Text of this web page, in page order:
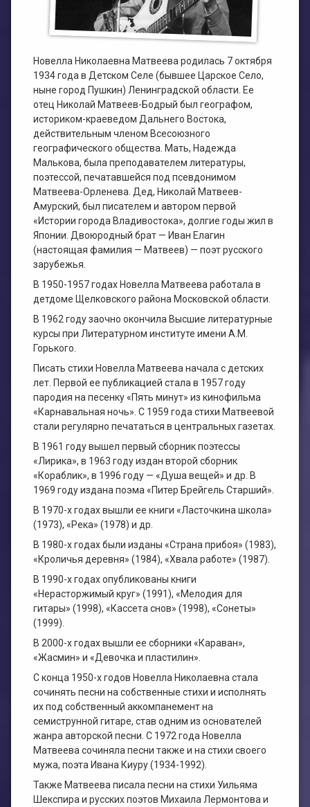
План работы филиала №1
План работы филиала №2
ЭЛЕКТРОННЫЙ КАТАЛОГ
Новелла Николаевна Матвеева родилась 7 октября
1934 года в Детском Селе (бывшее Царское Село,
ныне город Пушкин) Ленинградской области. Ее
отец Николай Матвеев-Бодрый был географом,
историком-краеведом Дальнего Востока,
действительным членом Всесоюзного
географического общества. Мать, Надежда
Малькова, была преподавателем литературы,
поэтессой, печатавшейся под псевдонимом
Матвеева-Орленева. Дед, Николай Матвеев-
Амурский, был писателем и автором первой
«Истории города Владивостока», долгие годы жил в
Японии. Двоюродный брат — Иван Елагин
(настоящая фамилия — Матвеев) — поэт русского
зарубежья.
В 1950-1957 годах Новелла Матвеева работала в
детдоме Щелковского района Московской области.
В 1962 году заочно окончила Высшие литературные
курсы при Литературном институте имени А.М.
Горького.
Писать стихи Новелла Матвеева начала с детских
лет. Первой ее публикацией стала в 1957 году
пародия на песенку «Пять минут» из кинофильма
«Карнавальная ночь». С 1959 года стихи Матвеевой
стали регулярно печататься в центральных газетах.
В 1961 году вышел первый сборник поэтессы
«Лирика», в 1963 году издан второй сборник
«Кораблик», в 1996 году — «Душа вещей» и др. В
1969 году издана поэма «Питер Брейгель Старший».
В 1970-х годах вышли ее книги «Ласточкина школа»
(1973), «Река» (1978) и др.
В 1980-х годах были изданы «Страна прибоя» (1983),
«Кроличья деревня» (1984), «Хвала работе» (1987).
В 1990-х годах опубликованы книги
«Нерасторжимый круг» (1991), «Мелодия для
гитары» (1998), «Кассета снов» (1998), «Сонеты»
(1999).
В 2000-х годах вышли ее сборники «Караван»,
«Жасмин» и «Девочка и пластилин».
С конца 1950-х годов Новелла Николаевна стала
сочинять песни на собственные стихи и исполнять
их под собственный аккомпанемент на
семиструнной гитаре, став одним из основателей
жанра авторской песни. С 1972 года Новелла
Матвеева сочиняла песни также и на стихи своего
мужа, поэта Ивана Киуру (1934-1992).
Также Матвеева писала песни на стихи Уильяма
Шекспира и русских поэтов Михаила Лермонтова и